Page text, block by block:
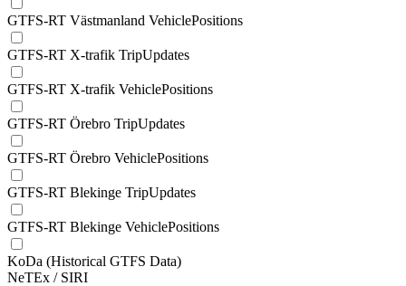
GTFS-RT Västmanland VehiclePositions
GTFS-RT X-trafik TripUpdates
GTFS-RT X-trafik VehiclePositions
GTFS-RT Örebro TripUpdates
GTFS-RT Örebro VehiclePositions
GTFS-RT Blekinge TripUpdates
GTFS-RT Blekinge VehiclePositions
KoDa (Historical GTFS Data)
NeTEx / SIRI